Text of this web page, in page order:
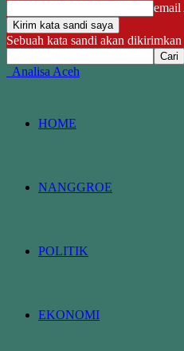
email
Sebuah kata sandi akan
Analisa Aceh
HOME
NANGGROE
POLITIK
EKONOMI